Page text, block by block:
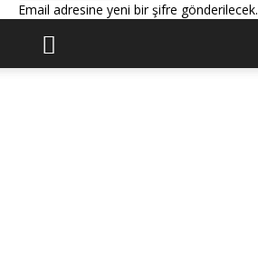
Email adresine yeni bir şifre gönderilecek.